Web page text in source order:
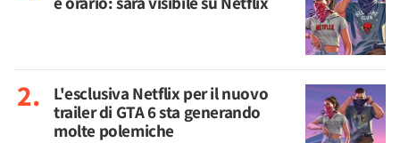
L'esclusiva Netflix per il nuovo
trailer di GTA 6 sta generando
molte polemiche